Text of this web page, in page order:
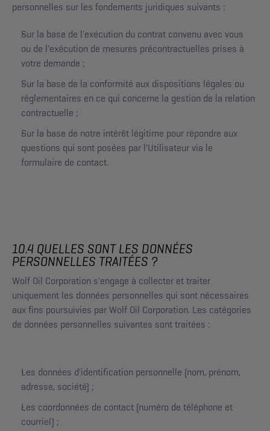
personnelles sur les fondements juridiques suivants :
Sur la base de l'exécution du contrat convenu avec vous
ou de l'exécution de mesures précontractuelles prises à
votre demande ;
Sur la base de la conformité aux dispositions légales ou
réglementaires en ce qui concerne la gestion de la relation
contractuelle ;
Sur la base de notre intérêt légitime pour répondre aux
questions qui sont posées par l'Utilisateur via le
formulaire de contact.
10.4 QUELLES SONT LES DONNÉES
PERSONNELLES TRAITÉES ?
Wolf Oil Corporation s'engage à collecter et traiter
uniquement les données personnelles qui sont nécessaires
aux fins poursuivies par Wolf Oil Corporation. Les catégories
de données personnelles suivantes sont traitées :
Les données d'identification personnelle (nom, prénom,
adresse, société) ;
Les coordonnées de contact (numéro de téléphone et
courriel) ;